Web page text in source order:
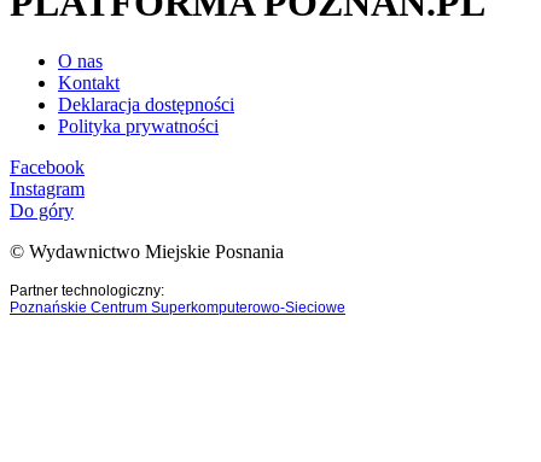
O nas
Kontakt
Deklaracja dostępności
Polityka prywatności
Facebook
Instagram
Do góry
© Wydawnictwo Miejskie Posnania
Partner technologiczny:
Poznańskie Centrum Superkomputerowo-Sieciowe